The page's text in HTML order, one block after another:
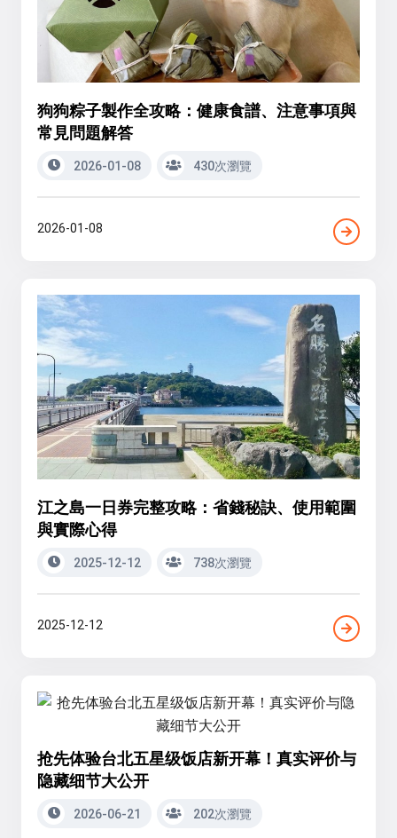
狗狗粽子製作全攻略：健康食譜、注意事項與
常見問題解答
2026-01-08 430次瀏覽
2026-01-08
江之島一日券完整攻略：省錢秘訣、使用範圍
與實際心得
2025-12-12 738次瀏覽
2025-12-12
抢先体验台北五星级饭店新开幕！真实评价与
隐藏细节大公开
2026-06-21 202次瀏覽